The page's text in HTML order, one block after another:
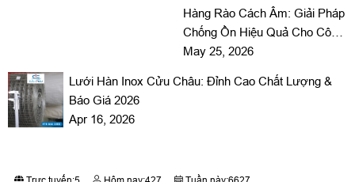
Hàng Rào Cách Âm: Giải Pháp
Chống Ồn Hiệu Quả Cho Công
Trình Và Nhà Ở
May 25, 2026
Lưới Hàn Inox Cửu Châu: Đỉnh Cao Chất Lượng &
Báo Giá 2026
Apr 16, 2026